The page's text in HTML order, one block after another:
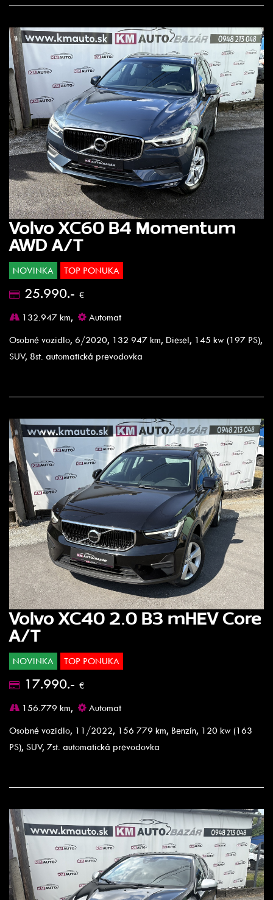
Volvo XC60 B4 Momentum
AWD A/T
NOVINKA TOP PONUKA
25.990.- €
132.947 km,
Automat
Osobné vozidlo, 6/2020, 132 947 km, Diesel, 145 kw (197 PS),
SUV, 8st. automatická prevodovka
Volvo XC40 2.0 B3 mHEV Core
A/T
NOVINKA TOP PONUKA
17.990.- €
156.779 km,
Automat
Osobné vozidlo, 11/2022, 156 779 km, Benzín, 120 kw (163
PS), SUV, 7st. automatická prevodovka